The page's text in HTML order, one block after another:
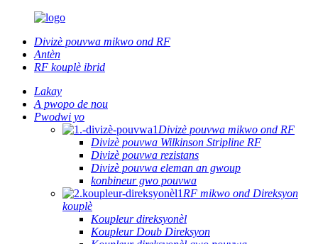
Divizè pouvwa mikwo ond RF
Antèn
RF kouplè ibrid
Lakay
A pwopo de nou
Pwodwi yo
Divizè pouvwa mikwo ond RF
Divizè pouvwa Wilkinson Stripline RF
Divizè pouvwa rezistans
Divizè pouvwa eleman an gwoup
konbineur gwo pouvwa
RF mikwo ond Direksyon
kouplè
Koupleur direksyonèl
Koupleur Doub Direksyon